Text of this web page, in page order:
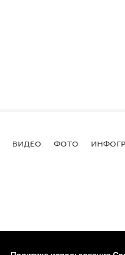
ВИДЕО ФОТО